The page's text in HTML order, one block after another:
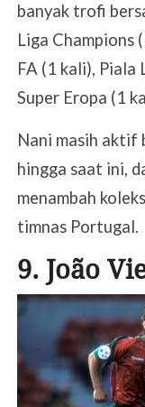
banyak trofi
Liga Champions
FA (1 kali), Piala
Super Eropa (1
Nani masih aktif
hingga saat ini,
menambah
timnas Portugal.
9. João